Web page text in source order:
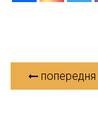
попередня